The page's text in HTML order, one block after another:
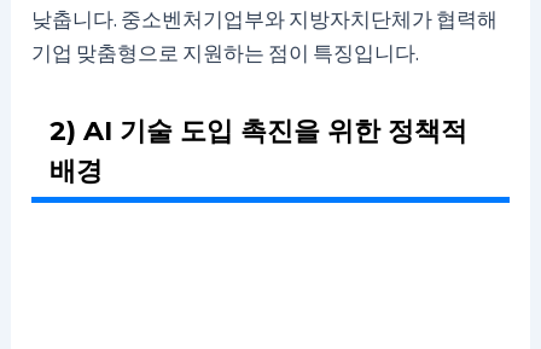
낮춥니다. 중소벤처기업부와 지방자치단체가 협력해
기업 맞춤형으로 지원하는 점이 특징입니다.
2) AI 기술 도입 촉진을 위한 정책적
배경